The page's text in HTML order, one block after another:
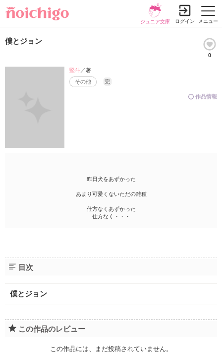
メニュー
ジュニア文庫 ログイン
僕とジョン
0
作品情報
その他 完
堅斗／著
昨日犬をあずかった
あまり可愛くないただの雑種
仕方なくあずかった
仕方なく・・・
目次
僕とジョン
この作品のレビュー
この作品には、まだ投稿されていません。